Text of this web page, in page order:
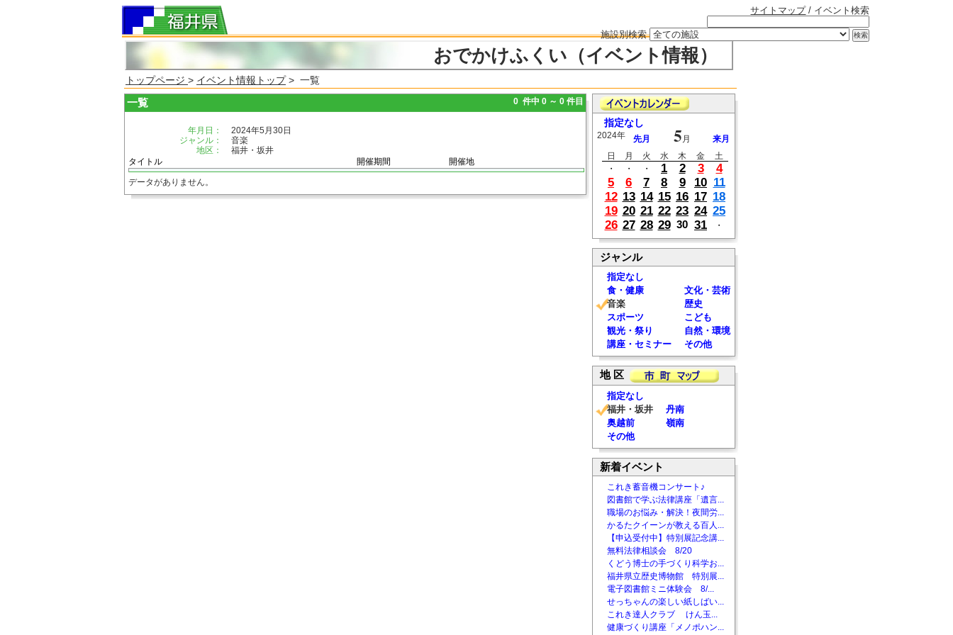
サイトマップ/ イベント検索
施設別検索
おでかけふくい（イベント情報）
トップページ > イベント情報トップ> 一覧
一覧 0 件中 0 ～ 0 件目
年月日：
2024年5月30日
ジャンル：
音楽
地区：
福井・坂井
タイトル
開催期間 開催地
データがありません。
指定なし
2024年 先月 5 月
来月
日
月 火 水 木 金
土
・
・ ・ 1 2 3
4
5
6 7 8 9 10 11
12 13 14 15 16 17 18
19 20 21 22 23 24 25
26 27 28 29 30 31 ・
ジャンル
指定なし
食・健康
文化・芸術
音楽
歴史
スポーツ
こども
観光・祭り
自然・環境
講座・セミナー
その他
地 区
指定なし
福井・坂井
丹南
奥越前
嶺南
その他
新着イベント
これき蓄音機コンサート♪
図書館で学ぶ法律講座「遺言...
職場のお悩み・解決！夜間労...
かるたクイーンが教える百人...
【申込受付中】特別展記念講...
無料法律相談会 8/20
くどう博士の手づくり科学お...
福井県立歴史博物館 特別展...
電子図書館ミニ体験会 8/...
せっちゃんの楽しい紙しばい...
これき達人クラブ けん玉...
健康づくり講座「メノポハン...